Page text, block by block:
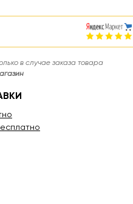
в случае заказа товара